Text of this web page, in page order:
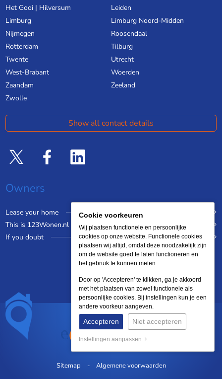
Het Gooi | Hilversum
Leiden
Limburg
Limburg Noord-Midden
Nijmegen
Roosendaal
Rotterdam
Tilburg
Twente
Utrecht
West-Brabant
Woerden
Zaandam
Zeeland
Zwolle
Show all contact details
Owners
Lease your home
This is 123Wonen.nl
If you doubt
Sitemap Algemene voorwaarden
Cookie voorkeuren
Wij plaatsen functionele en persoonlijke
cookies op onze website. Functionele cookies
plaatsen wij altijd, omdat deze noodzakelijk zijn
om de website goed te laten functioneren en
het gebruik te kunnen meten.
Door op 'Accepteren' te klikken, ga je akkoord
met het plaatsen van zowel functionele als
persoonlijke cookies. Bij instellingen kun je een
andere voorkeur aangeven.
Accepteren Niet accepteren
Instellingen aanpassen